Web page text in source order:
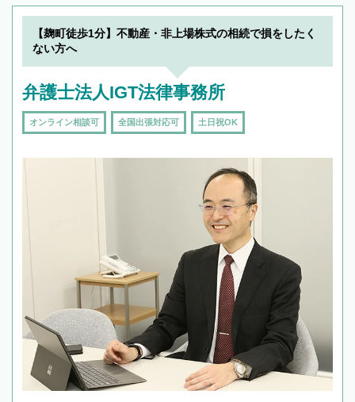
【麹町徒歩1分】不動産・非上場株式の相続で損をしたく
ない方へ
弁護士法人IGT法律事務所
オンライン相談可 全国出張対応可 土日祝OK